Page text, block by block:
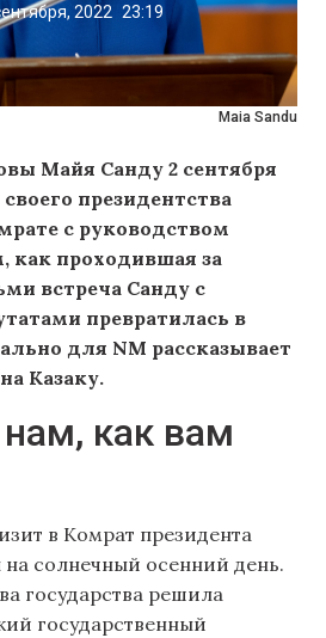
Maia Sandu
2022 23:19
Майя Санду 2 сентября
президентства
с руководством
как проходившая за
встреча Санду с
превратилась в
для NM рассказывает
Казаку.
как вам
в Комрат президента
солнечный осенний день.
государства решила
государственный